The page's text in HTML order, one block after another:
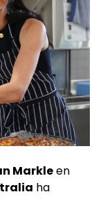
Markleen
ha